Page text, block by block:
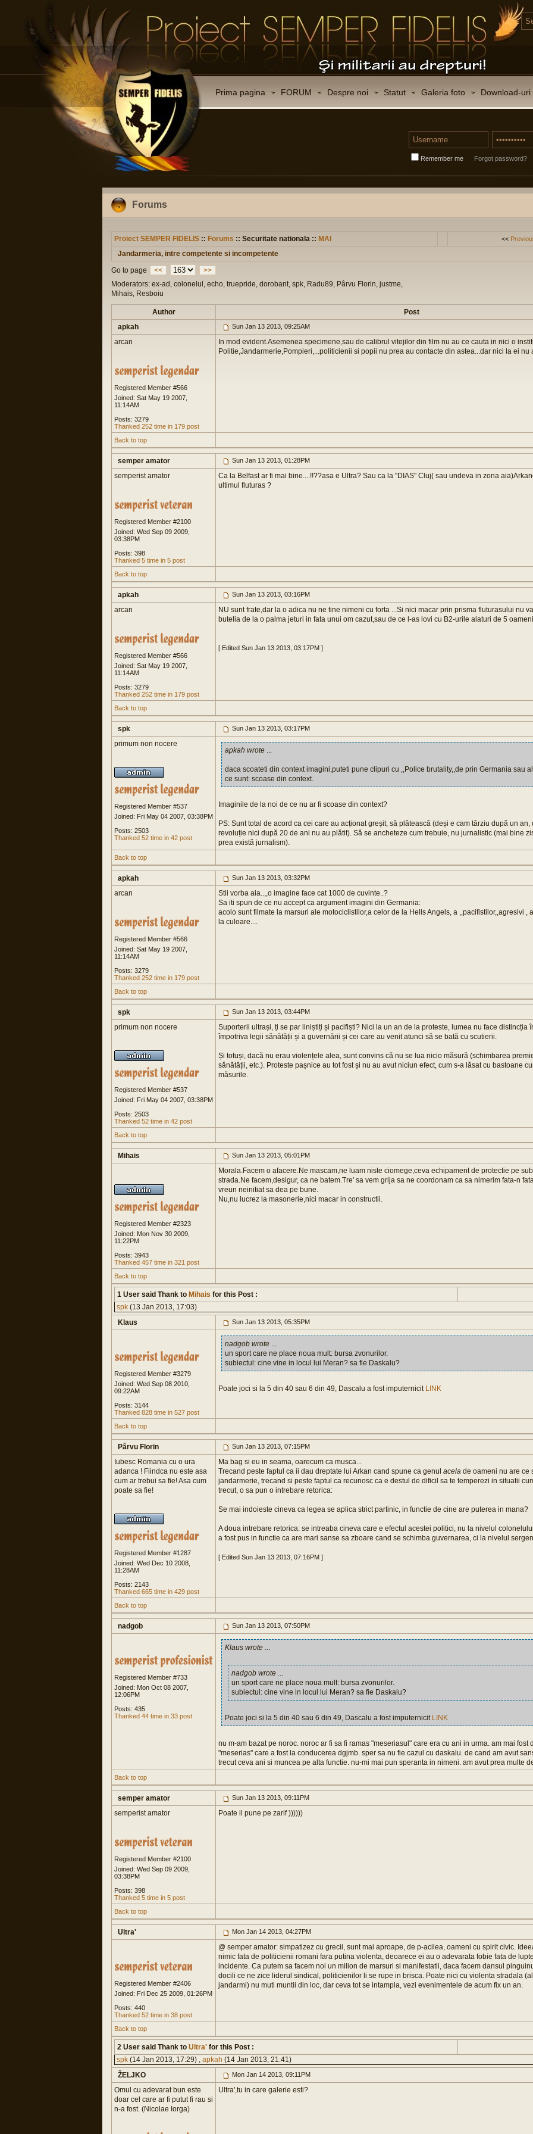
Prima pagina FORUM Despre noi Statut Galeria foto Download-uri
Remember me Forgot password?
Forums
Proiect SEMPER FIDELIS :: Forums :: Securitate nationala :: MAI <<
Jandarmeria, intre competente si incompetente
Go to page
<<
>>
Moderators: ex-ad, colonelul, echo, truepride, dorobant, spk, Radu89, Pârvu Florin, justme,
Mihais, Resboiu
Author
Post
apkah
Sun Jan 13 2013, 09:25AM
arcan
Registered Member #566
Joined: Sat May 19 2007,
11:14AM
Posts: 3279
Thanked 252 time in 179 post
In mod evident.Asemenea specimene,sau de calibrul vitejilor din film nu au ce cauta in nici o
Politie,Jandarmerie,Pompieri,...politicienii si popii nu prea au contacte din astea...dar nici la ei nu
Back to top
semper amator Sun Jan 13 2013, 01:28PM
semperist amator
Registered Member #2100
Joined: Wed Sep 09 2009,
03:38PM
Posts: 398
Thanked 5 time in 5 post
Ca la Belfast ar fi mai bine....!!??asa e Ultra? Sau ca la "DIAS" Cluj( sau undeva in zona
ultimul fluturas ?
Back to top
apkah Sun Jan 13 2013, 03:16PM
arcan
Registered Member #566
Joined: Sat May 19 2007,
11:14AM
Posts: 3279
Thanked 252 time in 179 post
NU sunt frate,dar la o adica nu ne tine nimeni cu forta ...Si nici macar prin prisma fluturasului nu
butelia de la o palma jeturi in fata unui om cazut,sau de ce l-as lovi cu B2-urile alaturi de 5
[ Edited Sun Jan 13 2013, 03:17PM ]
Back to top
spk Sun Jan 13 2013, 03:17PM
primum non nocere
Registered Member #537
Joined: Fri May 04 2007, 03:38PM
Posts: 2503
Thanked 52 time in 42 post
apkah wrote ...
daca scoateti din context imagini,puteti pune clipuri cu ,,Police brutality,,de prin Germania sau
ce sunt: scoase din context.
Imaginile de la noi de ce nu ar fi scoase din context?
PS: Sunt total de acord ca cei care au acționat greșit, să plătească (deși e cam târziu după un an,
revoluție nici după 20 de ani nu au plătit). Să se ancheteze cum trebuie, nu jurnalistic (mai bine
prea există jurnalism).
Back to top
apkah Sun Jan 13 2013, 03:32PM
arcan
Registered Member #566
Joined: Sat May 19 2007,
11:14AM
Posts: 3279
Thanked 252 time in 179 post
Stii vorba aia..,,o imagine face cat 1000 de cuvinte..?
Sa iti spun de ce nu accept ca argument imagini din Germania:
acolo sunt filmate la marsuri ale motociclistilor,a celor de la Hells Angels, a ,,pacifistilor,,agresivi ,
la culoare....
Back to top
spk Sun Jan 13 2013, 03:44PM
primum non nocere
Registered Member #537
Joined: Fri May 04 2007, 03:38PM
Posts: 2503
Thanked 52 time in 42 post
Suporterii ultrași, ți se par liniștiți și pacifiști? Nici la un an de la proteste, lumea nu face distincția
împotriva legii sănătății și a guvernării și cei care au venit atunci să se bată cu scutierii.
Și totuși, dacă nu erau violențele alea, sunt convins că nu se lua nicio măsură (schimbarea
sănătății, etc.). Proteste pașnice au tot fost și nu au avut niciun efect, cum s-a lăsat cu bastoane
măsurile.
Back to top
Mihais Sun Jan 13 2013, 05:01PM
Registered Member #2323
Joined: Mon Nov 30 2009,
11:22PM
Posts: 3943
Thanked 457 time in 321 post
Morala.Facem o afacere.Ne mascam,ne luam niste ciomege,ceva echipament de protectie pe
strada.Ne facem,desigur, ca ne batem.Tre' sa vem grija sa ne coordonam ca sa nimerim fata-n
vreun neinitiat sa dea pe bune.
Nu,nu lucrez la masonerie,nici macar in constructii.
Back to top
1 User said Thank to Mihais for this Post :
spk (13 Jan 2013, 17:03)
Klaus
Sun Jan 13 2013, 05:35PM
Registered Member #3279
Joined: Wed Sep 08 2010,
09:22AM
Posts: 3144
Thanked 828 time in 527 post
nadgob wrote ...
un sport care ne place noua mult: bursa zvonurilor.
subiectul: cine vine in locul lui Meran? sa fie Daskalu?
Poate joci si la 5 din 40 sau 6 din 49, Dascalu a fost imputernicit LINK
Back to top
Pârvu Florin Sun Jan 13 2013, 07:15PM
Iubesc Romania cu o ura
adanca ! Fiindca nu este asa
cum ar trebui sa fie! Asa cum
poate sa fie!
Registered Member #1287
Joined: Wed Dec 10 2008,
11:28AM
Posts: 2143
Thanked 665 time in 429 post
Ma bag si eu in seama, oarecum ca musca...
Trecand peste faptul ca ii dau dreptate lui Arkan cand spune ca genul acela de oameni nu are ce
jandarmerie, trecand si peste faptul ca recunosc ca e destul de dificil sa te temperezi in situatii
trecut, o sa pun o intrebare retorica:
Se mai indoieste cineva ca legea se aplica strict partinic, in functie de cine are puterea in mana?
A doua intrebare retorica: se intreaba cineva care e efectul acestei politici, nu la nivelul
a fost pus in functie ca are mari sanse sa zboare cand se schimba guvernarea, ci la nivelul
[ Edited Sun Jan 13 2013, 07:16PM ]
Back to top
nadgob Sun Jan 13 2013, 07:50PM
Registered Member #733
Joined: Mon Oct 08 2007,
12:06PM
Posts: 435
Thanked 44 time in 33 post
Klaus wrote ...
nadgob wrote ...
un sport care ne place noua mult: bursa zvonurilor.
subiectul: cine vine in locul lui Meran? sa fie Daskalu?
Poate joci si la 5 din 40 sau 6 din 49, Dascalu a fost imputernicit LINK
nu m-am bazat pe noroc. noroc ar fi sa fi ramas "meseriasul" care era cu ani in urma. am mai fost
"meserias" care a fost la conducerea dgjmb. sper sa nu fie cazul cu daskalu. de cand am avut
trecut ceva ani si muncea pe alta functie. nu-mi mai pun speranta in nimeni. am avut prea multe
Back to top
semper amator Sun Jan 13 2013, 09:11PM
semperist amator
Registered Member #2100
Joined: Wed Sep 09 2009,
03:38PM
Posts: 398
Thanked 5 time in 5 post
Poate il pune pe zarif ))))))
Back to top
Ultra' Mon Jan 14 2013, 04:27PM
Registered Member #2406
Joined: Fri Dec 25 2009, 01:26PM
Posts: 440
Thanked 52 time in 38 post
@ semper amator: simpatizez cu grecii, sunt mai aproape, de p-acilea, oameni cu spirit civic.
nimic fata de politicienii romani fara putina violenta, deoarece ei au o adevarata fobie fata de
incidente. Ca putem sa facem noi un milion de marsuri si manifestatii, daca facem dansul
docili ce ne zice liderul sindical, politicienilor li se rupe in brisca. Poate nici cu violenta stradala
jandarmi) nu muti muntii din loc, dar ceva tot se intampla, vezi evenimentele de acum fix un an.
Back to top
2 User said Thank to Ultra' for this Post :
spk (14 Jan 2013, 17:29) , apkah (14 Jan 2013, 21:41)
ŽELJKO
Mon Jan 14 2013, 09:11PM
Omul cu adevarat bun este
doar cel care ar fi putut fi rau si
n-a fost. (Nicolae Iorga)
Ultra',tu in care galerie esti?